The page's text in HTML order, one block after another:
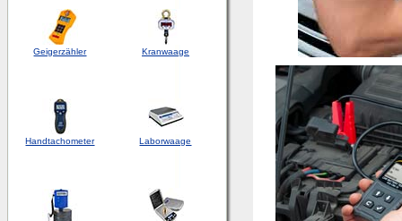
Geigerzähler Kranwaage
Handtachometer Laborwaage